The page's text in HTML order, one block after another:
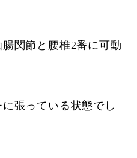
関節と腰椎2番に可動
張っている状態でし